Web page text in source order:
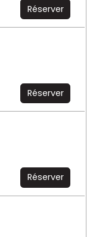
Réserver
Réserver
Réserver